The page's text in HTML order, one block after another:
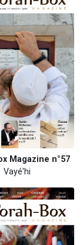
Magazine n°57
Vayé'hi